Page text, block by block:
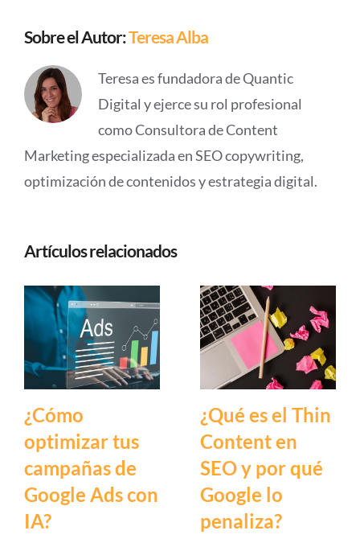
Sobre el Autor:Teresa Alba
Teresa es fundadora de Quantic
Digital y ejerce su rol profesional
como Consultora de Content
Marketing especializada en SEO copywriting,
optimización de contenidos y estrategia digital.
Artículos relacionados
¿Cómo
optimizar tus
campañas de
Google Ads con
IA?
¿Qué es el Thin
Content en
SEO y por qué
Google lo
penaliza?